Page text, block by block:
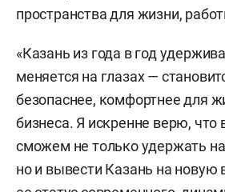
пространства для жизни,
«Казань из года в год
меняется на глазах —
безопаснее, комфортнее для
бизнеса. Я искренне верю, что
сможем не только удержать
но и вывести Казань на новую